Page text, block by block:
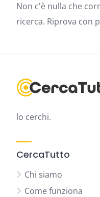
Non c'è nulla che
ricerca. Riprova con
lo cerchi.
CercaTutto
Chi siamo
Come funziona